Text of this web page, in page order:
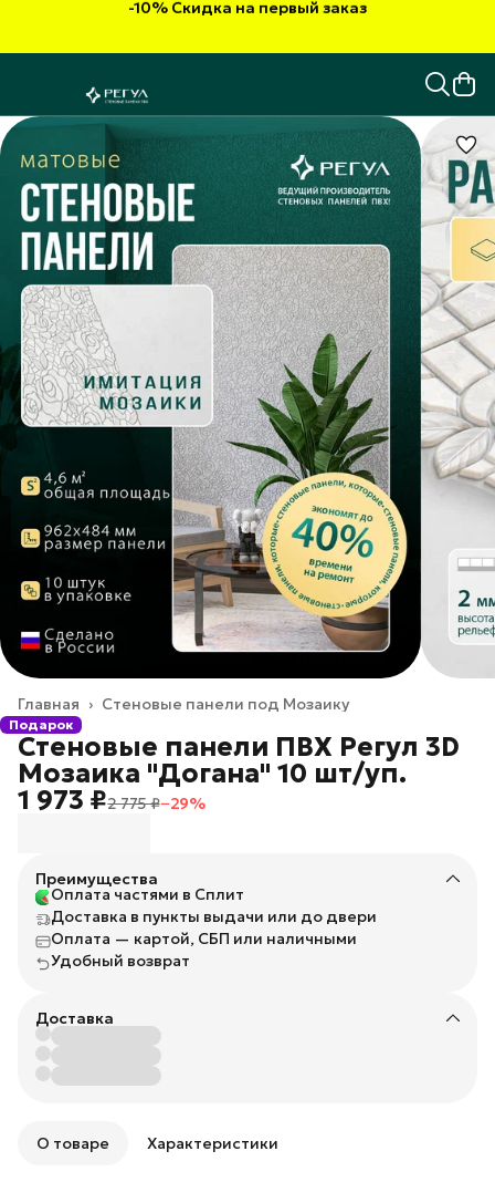
Стеновые панели под Мозаику
Главная ›
Подарок
Стеновые панели ПВХ Регул 3D
Мозаика "Догана" 10 шт/уп.
1 973 ₽2 775 ₽−29%
Преимущества
Оплата частями в Сплит
Доставка в пункты выдачи или до двери
Оплата — картой, СБП или наличными
Удобный возврат
Доставка
О товаре Характеристики